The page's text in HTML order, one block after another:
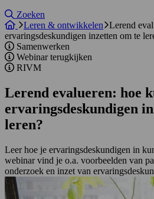
Site doorzoeken
Zoeken
Leren & ontwikkelen
Lerend
ervaringsdeskundigen inzetten om te
Samenwerken
Webinar terugkijken
RIVM
Lerend evalueren: hoe
ervaringsdeskundigen
leren?
Leer hoe je ervaringsdeskundigen in
webinar vind je o.a. voorbeelden van
onderzoek en inzet van